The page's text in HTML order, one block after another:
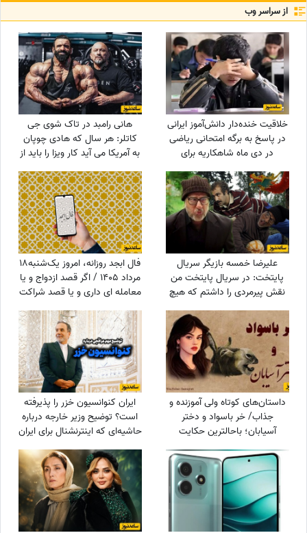
از سراسر وب
خلاقیت خنده‌دار دانش‌آموز ایرانی
در پاسخ به برگه امتحانی ریاضی
در دی ماه شاهکاریه برای
خودش/ من یکی که تا حالا
اینجوری معنی آمار رو نفهمیده
بودم😂
هانی رامبد در تاک شوی جی
کاتلر: هر سال که هادی چوپان
به آمریکا می آید کار ویزا را باید از
صفر انجام دهیم/ این که او
قهرمان مستر المپیا است هیچ
فرقی برای موضوع ویزا ندارد
علیرضا خمسه بازیگر سریال
پایتخت: در سریال پایتخت من
نقش پیرمردی را داشتم که هیچ
دیالوگی نداشت! پنجعلی از طریق
نگاهش با مردم حرف می زد
فال ابجد روزانه، امروز یک‌شنبه18
مرداد 1405 / اگر قصد ازدواج و یا
معامله ای داری و یا قصد شراکت
و سرمایه گذاری داری ...
داستان‌های کوتاه ولی آموزنده و
جذاب/ خر باسواد و دختر
آسیابان؛ باحالترین حکایت
مرزبان نامه
ایران کنوانسیون خزر را پذیرفته
است؟ توضیح وزیر خارجه درباره
حاشیه‌ای که اینترنشنال برای ایران
درست کرد